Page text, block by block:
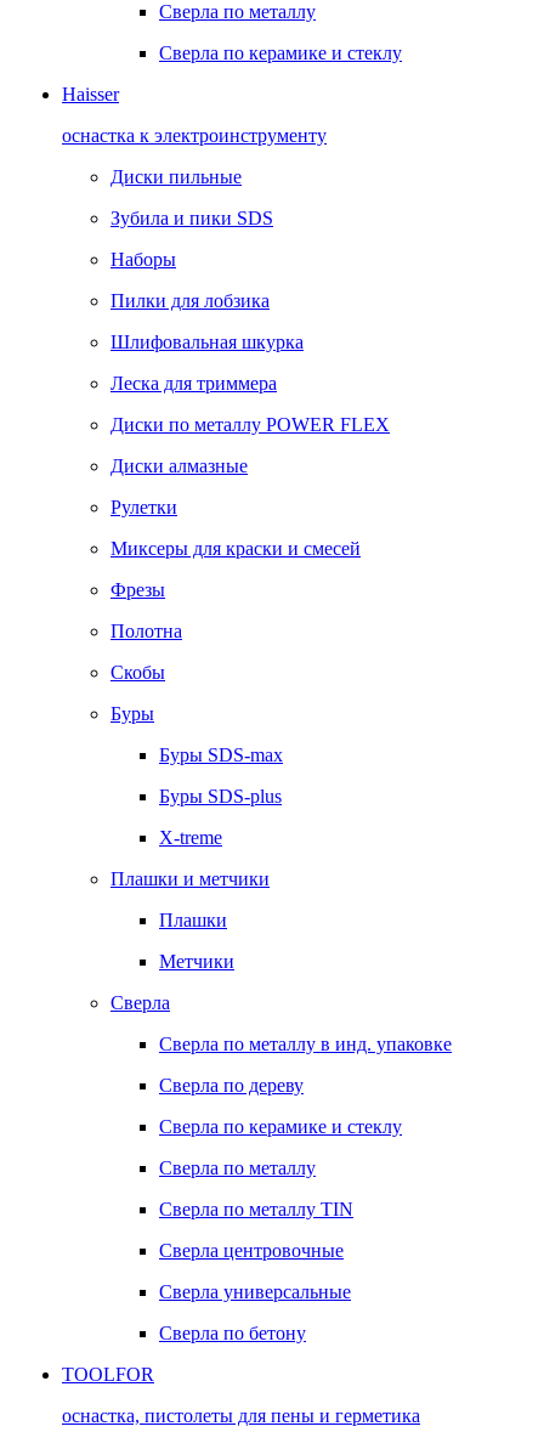
Сверла по металлу
Сверла по керамике и стеклу
Haisser
оснастка к электроинструменту
Диски пильные
Зубила и пики SDS
Наборы
Пилки для лобзика
Шлифовальная шкурка
Леска для триммера
Диски по металлу POWER FLEX
Диски алмазные
Рулетки
Миксеры для краски и смесей
Фрезы
Полотна
Скобы
Буры
Буры SDS-max
Буры SDS-plus
X-treme
Плашки и метчики
Плашки
Метчики
Сверла
Сверла по металлу в инд. упаковке
Сверла по дереву
Сверла по керамике и стеклу
Сверла по металлу
Сверла по металлу TIN
Сверла центровочные
Сверла универсальные
Сверла по бетону
TOOLFOR
оснастка, пистолеты для пены и герметика